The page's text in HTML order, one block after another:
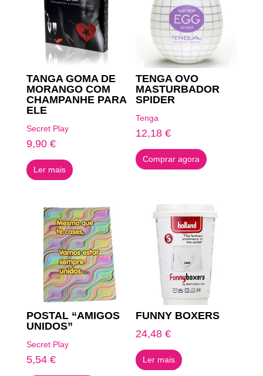
TANGA GOMA DE
MORANGO COM
CHAMPANHE PARA
ELE
Secret Play
9,90 €
Ler mais
TENGA OVO
MASTURBADOR
SPIDER
Tenga
12,18€
Comprar agora
POSTAL “AMIGOS
UNIDOS”
Secret Play
5,54 €
FUNNY BOXERS
24,48€
Ler mais